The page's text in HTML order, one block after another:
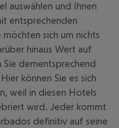
auswählen und Ihnen
entsprechenden
sich um nichts
hinaus Wert auf
Sie dementsprechend
können Sie es sich
weil in diesen Hotels
wird. Jeder kommt
definitiv auf seine